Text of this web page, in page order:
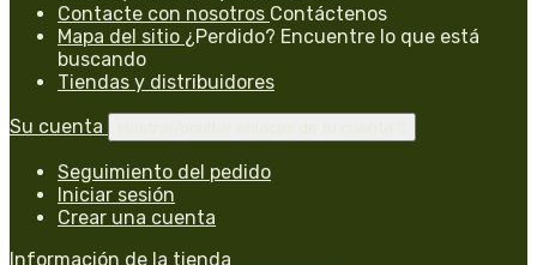
Contacte con nosotros Contáctenos
Mapa del sitio ¿Perdido? Encuentre lo que está
buscando
Tiendas y distribuidores
Su cuenta
Seguimiento del pedido
Iniciar sesión
Crear una cuenta
Información de la tienda